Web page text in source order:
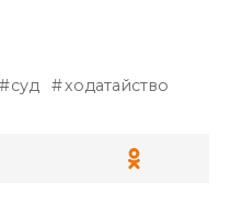
суд ходатайство